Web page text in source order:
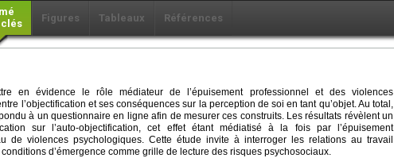
clés
Figures Tableaux Références
en évidence le rôle médiateur de l’épuisement professionnel et des violences
l’objectification et ses conséquences sur la perception de soi en tant qu’objet. Au total,
à un questionnaire en ligne afin de mesurer ces construits. Les résultats révèlent un
sur l’auto-objectification, cet effet étant médiatisé à la fois par l’épuisement
de violences psychologiques. Cette étude invite à interroger les relations au travail
d’émergence comme grille de lecture des risques psychosociaux.